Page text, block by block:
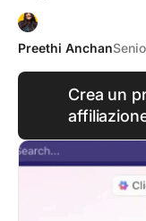
Preethi Anchan
Crea un